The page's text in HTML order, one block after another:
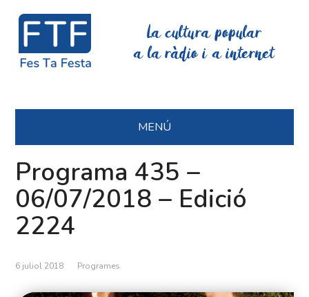
La cultura popular
a la ràdio i a internet
MENÚ
Programa 435 –
06/07/2018 – Edició
2224
6 juliol 2018 Programes